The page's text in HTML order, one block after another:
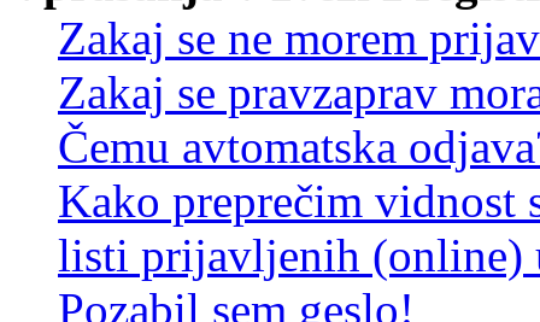
Zakaj se ne morem
Zakaj se pravzaprav
Čemu avtomatska
Kako preprečim vidnost
listi prijavljenih (online)
Pozabil sem geslo!